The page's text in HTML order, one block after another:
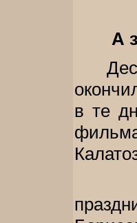
А
в те